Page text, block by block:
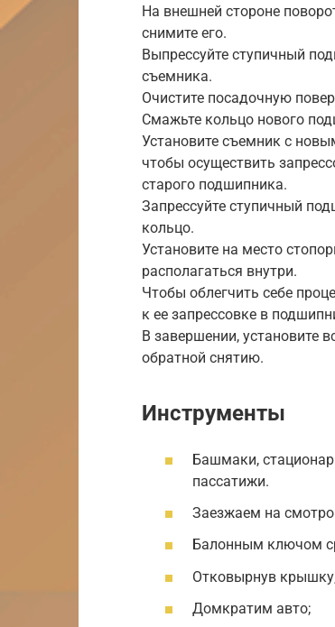
На внешней стороне
снимите его.
Выпрессуйте ступичный
съемника.
Очистите посадочную
Смажьте кольцо нового
Установите съемник с
чтобы осуществить
старого подшипника.
Запрессуйте ступичный
кольцо.
Установите на место
располагаться внутри.
Чтобы облегчить себе
к ее запрессовке в
В завершении, установите
обратной снятию.
Инструменты
Башмаки,
пассатижи.
Заезжаем на
Балонным ключом
Отковырнув
Домкратим авто;